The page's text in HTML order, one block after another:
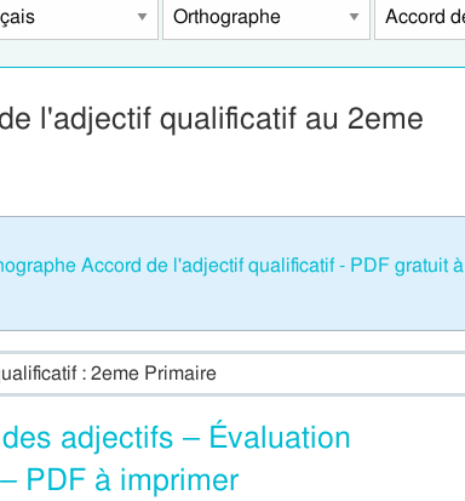
l'adjectif qualificatif au 2eme
Accord de l'adjectif qualificatif - PDF gratuit à
: 2eme Primaire
adjectifs – Évaluation
PDF à imprimer